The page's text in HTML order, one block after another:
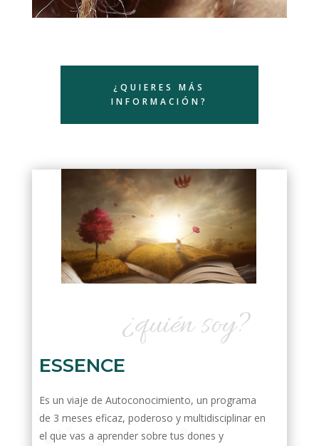
¿QUIERES MÁS
INFORMACIÓN?
¿quién soy?
ESSENCE
Es un viaje de Autoconocimiento, un programa
de 3 meses eficaz, poderoso y multidisciplinar en
el que vas a aprender sobre tus dones y